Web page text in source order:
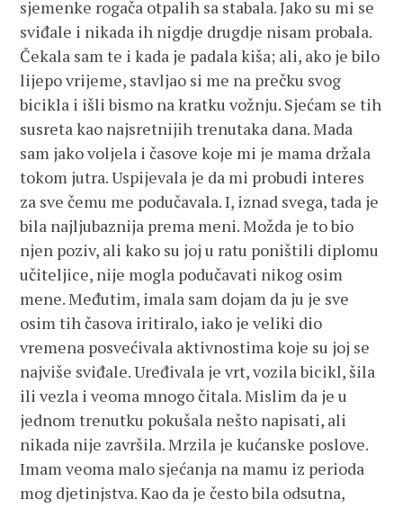
sjemenke rogača otpalih sa stabala. Jako su mi se
sviđale i nikada ih nigdje drugdje nisam probala.
Čekala sam te i kada je padala kiša; ali, ako je bilo
lijepo vrijeme, stavljao si me na prečku svog
bicikla i išli bismo na kratku vožnju. Sjećam se tih
susreta kao najsretnijih trenutaka dana. Mada
sam jako voljela i časove koje mi je mama držala
tokom jutra. Uspijevala je da mi probudi interes
za sve čemu me podučavala. I, iznad svega, tada je
bila najljubaznija prema meni. Možda je to bio
njen poziv, ali kako su joj u ratu poništili diplomu
učiteljice, nije mogla podučavati nikog osim
mene. Međutim, imala sam dojam da ju je sve
osim tih časova iritiralo, iako je veliki dio
vremena posvećivala aktivnostima koje su joj se
najviše sviđale. Uređivala je vrt, vozila bicikl, šila
ili vezla i veoma mnogo čitala. Mislim da je u
jednom trenutku pokušala nešto napisati, ali
nikada nije završila. Mrzila je kućanske poslove.
Imam veoma malo sjećanja na mamu iz perioda
mog djetinjstva. Kao da je često bila odsutna,